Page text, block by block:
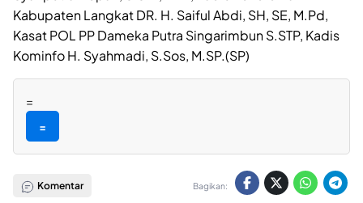
Kabupaten Langkat DR. H. Saiful Abdi, SH, SE, M.Pd,
Kasat POL PP Dameka Putra Singarimbun S.STP, Kadis
Kominfo H. Syahmadi, S.Sos, M.SP.(SP)
=
=
Komentar Bagikan: